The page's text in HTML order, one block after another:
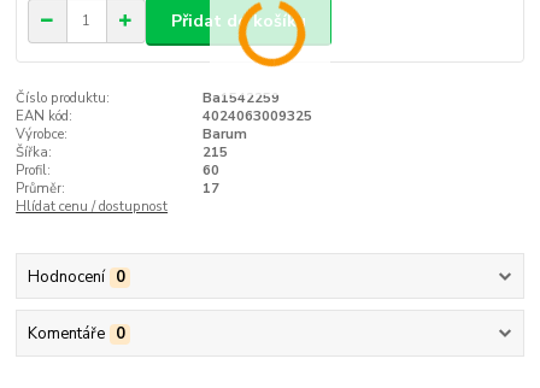
Přidat do košíku
Číslo produktu:
Ba1542259
EAN kód:
4024063009325
Výrobce:
Barum
Šířka:
215
Profil:
60
Průměr:
17
Hlídat cenu / dostupnost
Hodnocení 0
Komentáře 0